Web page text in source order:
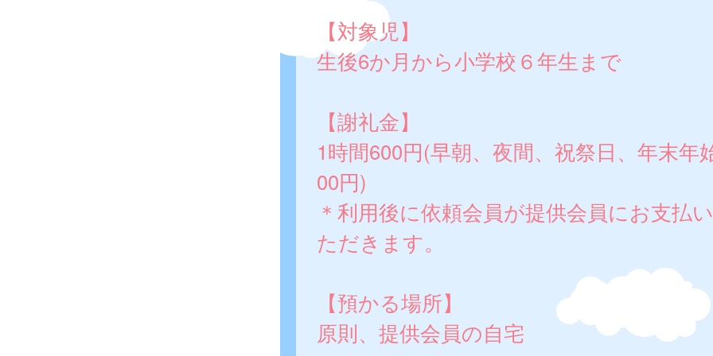
【対象児】
生後6か月から小学校６年生まで
【謝礼金】
1時間600円(早朝、夜間、祝祭日、年末年
00円)
＊利用後に依頼会員が提供会員にお支払
ただきます。
【預かる場所】
原則、提供会員の自宅